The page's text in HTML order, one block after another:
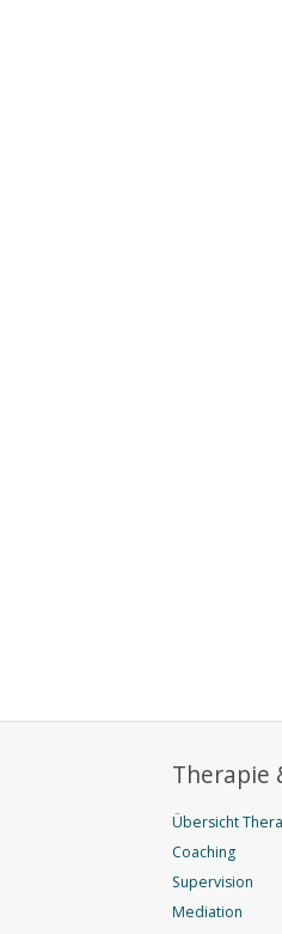
Therapie
Übersicht
Coaching
Supervision
Mediation